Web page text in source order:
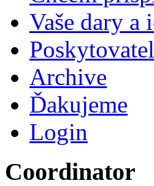
Vaše dary a
Archive
Ďakujeme
Login
Coordinator